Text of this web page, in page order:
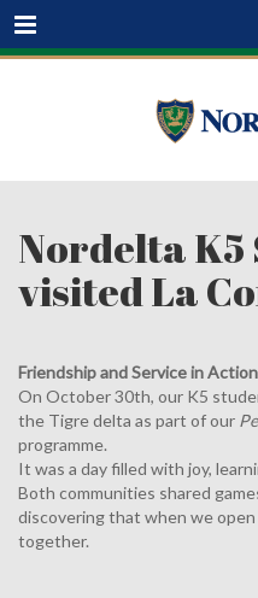
Menu
Nordelta K5
visited La
Friendship and Service in Action
On October 30th, our K5
the Tigre delta as part of our
programme.
It was a day filled with joy,
Both communities shared
discovering that when we
together.